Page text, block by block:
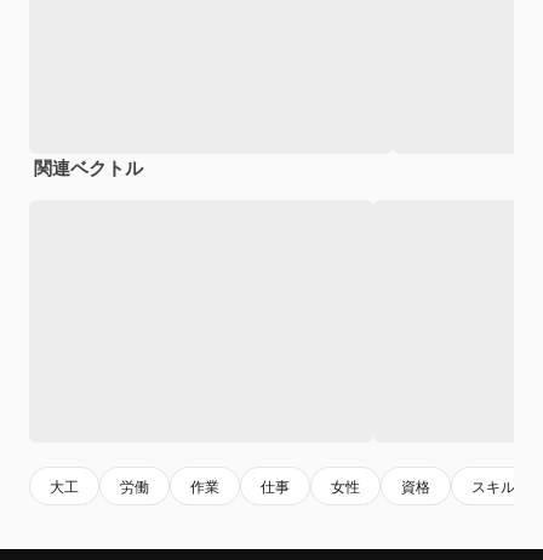
関連ベクトル
大工 労働 作業 仕事 女性 資格 スキル